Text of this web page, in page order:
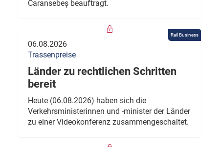
Caransebeș beauftragt.
Rail Business
06.08.2026
Trassenpreise
Länder zu rechtlichen Schritten
bereit
Heute (06.08.2026) haben sich die
Verkehrsministerinnen und -minister der Länder
zu einer Videokonferenz zusammengeschaltet.